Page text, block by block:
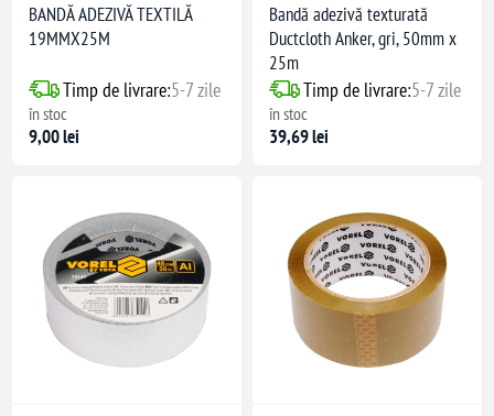
BANDĂ ADEZIVĂ TEXTILĂ
19MMX25M
Timp de livrare:5-7 zile
în stoc
9,00 lei
Bandă adezivă texturată
Ductcloth Anker, gri, 50mm x
25m
Timp de livrare:5-7 zile
în stoc
39,69 lei